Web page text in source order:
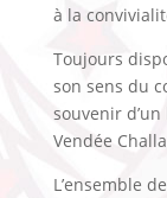
à la
Toujours
son sens du
souvenir
Vendée
L’ensemble